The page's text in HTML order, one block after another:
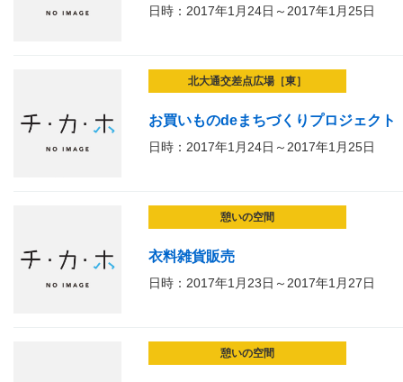
日時：2017年1月24日～2017年1月25日
北大通交差点広場［東］
お買いものdeまちづくりプロジェクト
日時：2017年1月24日～2017年1月25日
憩いの空間
衣料雑貨販売
日時：2017年1月23日～2017年1月27日
憩いの空間